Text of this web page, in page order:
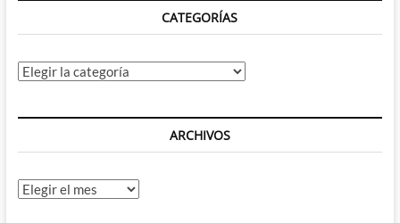
CATEGORÍAS
Categorías
ARCHIVOS
Archivos